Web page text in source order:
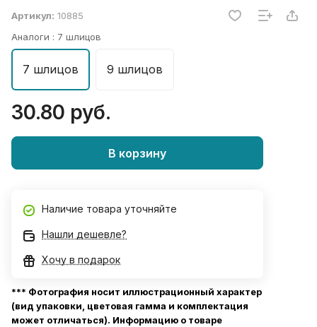
Артикул: 10885
Аналоги : 7 шлицов
7 шлицов 9 шлицов
30.80 руб.
В корзину
Наличие товара уточняйте
Нашли дешевле?
Хочу в подарок
*** Фотография носит иллюстрационный характер
(вид упаковки, цветовая гамма и комплектация
может отличаться). Информацию о товаре